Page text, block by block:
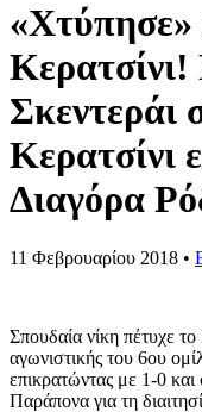
«Χτύπησε»
Σκεντεράι
Κερατσίνι
Διαγόρα
11 Φεβρουαρίου 2018 •
Σπουδαία νίκη πέτυχε
αγωνιστικής του 6ου
επικρατώντας με 1-0
Παράπονα για τη